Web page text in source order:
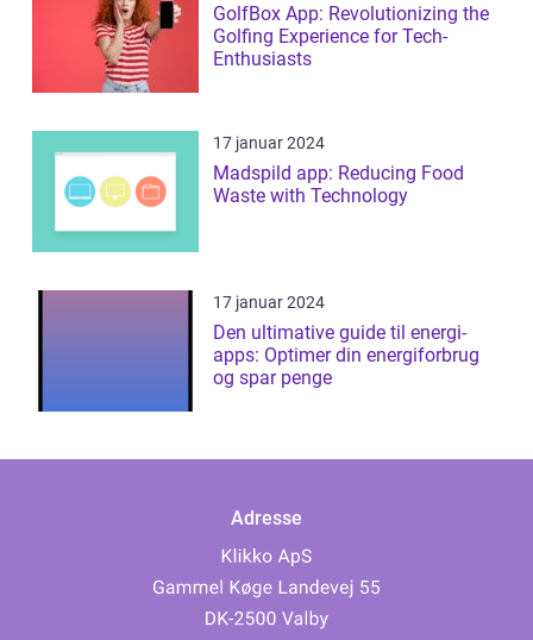
GolfBox App: Revolutionizing the
Golfing Experience for Tech-
Enthusiasts
17 januar 2024
Madspild app: Reducing Food
Waste with Technology
17 januar 2024
Den ultimative guide til energi-
apps: Optimer din energiforbrug
og spar penge
Adresse